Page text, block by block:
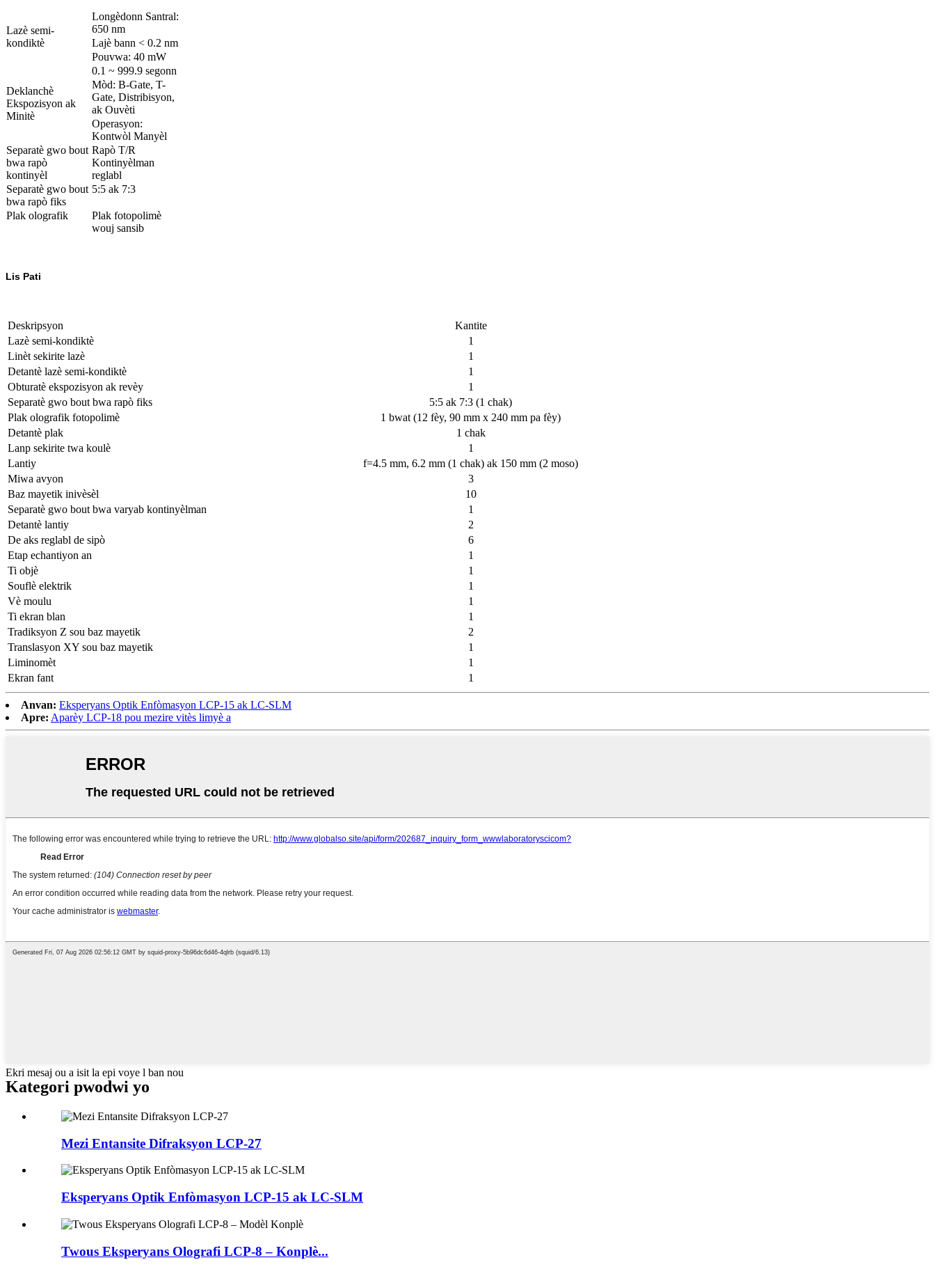
Lazè semi-
kondiktè
Longèdonn Santral:
650 nm
Lajè bann < 0.2 nm
Pouvwa: 40 mW
Deklanchè
Ekspozisyon ak
Minitè
0.1 ~ 999.9 segonn
Mòd: B-Gate, T-
Gate, Distribisyon,
ak Ouvèti
Operasyon:
Kontwòl Manyèl
Separatè gwo bout
bwa rapò
kontinyèl
Rapò T/R
Kontinyèlman
reglabl
Separatè gwo bout
bwa rapò fiks
5:5 ak 7:3
Plak olografik
Plak fotopolimè
wouj sansib
Lis Pati
Deskripsyon
Kantite
Lazè semi-kondiktè
1
Linèt sekirite lazè
1
Detantè lazè semi-kondiktè
1
Obturatè ekspozisyon ak revèy
1
Separatè gwo bout bwa rapò fiks
5:5 ak 7:3 (1 chak)
Plak olografik fotopolimè
1 bwat (12 fèy, 90 mm x 240 mm pa fèy)
Detantè plak
1 chak
Lanp sekirite twa koulè
1
Lantiy
f=4.5 mm, 6.2 mm (1 chak) ak 150 mm (2 moso)
Miwa avyon
3
Baz mayetik inivèsèl
10
Separatè gwo bout bwa varyab kontinyèlman
1
Detantè lantiy
2
De aks reglabl de sipò
6
Etap echantiyon an
1
Ti objè
1
Souflè elektrik
1
Vè moulu
1
Ti ekran blan
1
Tradiksyon Z sou baz mayetik
2
Translasyon XY sou baz mayetik
1
Liminomèt
1
Ekran fant
1
Anvan: Eksperyans Optik Enfòmasyon LCP-15 ak LC-SLM
Apre: Aparèy LCP-18 pou mezire vitès limyè a
Ekri mesaj ou a isit la epi voye l ban nou
Kategori pwodwi yo
Mezi Entansite Difraksyon LCP-27
Eksperyans Optik Enfòmasyon LCP-15 ak LC-SLM
Twous Eksperyans Olografi LCP-8 – Konplè...